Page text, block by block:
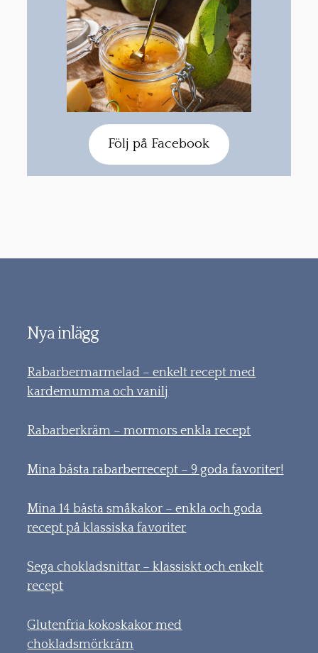
Följ på Facebook
Nya inlägg
Rabarbermarmelad – enkelt recept med
kardemumma och vanilj
Rabarberkräm – mormors enkla recept
Mina bästa rabarberrecept – 9 goda favoriter!
Mina 14 bästa småkakor – enkla och goda
recept på klassiska favoriter
Sega chokladsnittar – klassiskt och enkelt
recept
Glutenfria kokoskakor med
chokladsmörkräm